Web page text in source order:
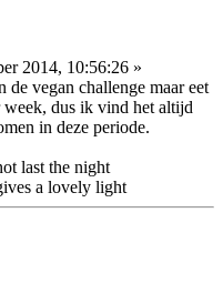
2014, 10:56:26 »
de vegan challenge maar eet
dus ik vind het altijd
in deze periode.
last the night
a lovely light